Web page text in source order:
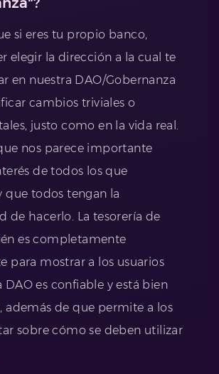
si eres tu propio banco,
elegir la dirección a la cual te
en nuestra DAO/Gobernanza
cambios triviales o
justo como en la vida real.
nos parece importante
de todos los que
que todos tengan la
de hacerlo. La tesorería de
es completamente
para mostrar a los usuarios
DAO es confiable y está bien
además de que permite a los
sobre cómo se deben utilizar